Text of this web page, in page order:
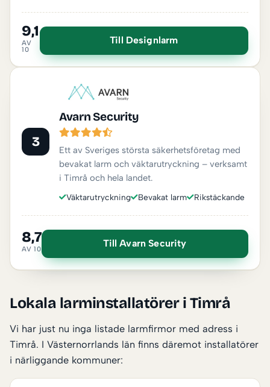
9,1
AV
10
Till Designlarm
3
Avarn Security
Ett av Sveriges största säkerhetsföretag med
bevakat larm och väktarutryckning – verksamt
i Timrå och hela landet.
Väktarutryckning Bevakat larm Rikstäckande
8,7
AV 10
Till Avarn Security
Lokala larminstallatörer i Timrå
Vi har just nu inga listade larmfirmor med adress i
Timrå. I Västernorrlands län finns däremot installatörer
i närliggande kommuner: